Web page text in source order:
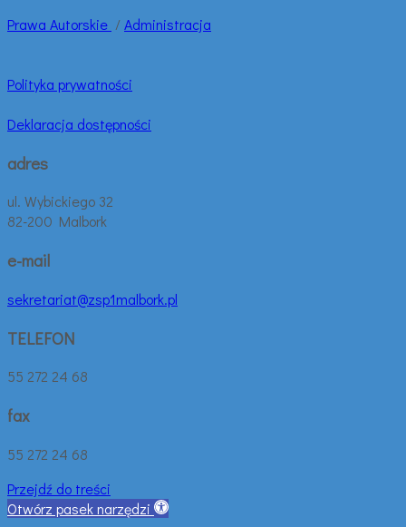
Prawa Autorskie /Administracja
Polityka prywatności
Deklaracja dostępności
adres
ul. Wybickiego 32
82-200 Malbork
e-mail
sekretariat@zsp1malbork.pl
TELEFON
55 272 24 68
fax
55 272 24 68
Przejdź do treści
Otwórz pasek narzędzi